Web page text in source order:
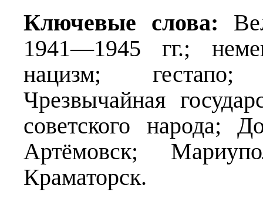
Ключевые слова:
1941—1945 гг.;
нацизм; гестапо;
Чрезвычайная
советского народа;
Артёмовск;
Краматорск.